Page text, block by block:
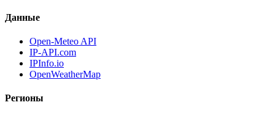
Данные
Open-Meteo API
IP-API.com
IPInfo.io
OpenWeatherMap
Регионы